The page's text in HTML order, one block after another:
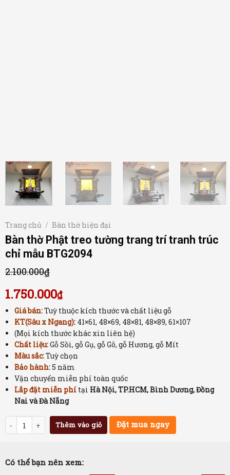
Trang chủ / Bàn thờ hiện đại
Bàn thờ Phật treo tường trang trí tranh trúc
chỉ mẫu BTG2094
2.100.000₫
1.750.000₫
Giá bán:Tuỳ thuộc kích thước và chất liệu gỗ
KT(Sâu x Ngang): 41×61, 48×69, 48×81, 48×89, 61×107
(Mọi kích thước khác xin liên hệ)
Chất liệu:Gỗ Sồi, gỗ Gụ, gỗ Gõ, gỗ Hương, gỗ Mít
Màu sắc:Tuỳ chọn
Bảo hành:5 năm
Vận chuyển miễn phí toàn quốc
Lắp đặt miễn phí tại Hà Nội, TP.HCM, Bình Dương, Đồng
Nai và Đà Nẵng
Số lượng Thêm vào giỏ Đặt mua ngay
Có thể bạn nên xem: